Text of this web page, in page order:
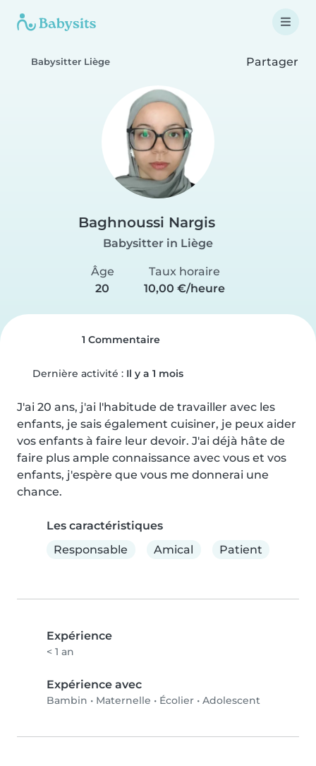
Babysitter Liège Partager
Baghnoussi Nargis
Babysitter in Liège
Âge
20
Taux horaire
10,00 €/heure
1 Commentaire
Dernière activité : Il y a 1 mois
J'ai 20 ans, j'ai l'habitude de travailler avec les
enfants, je sais également cuisiner, je peux aider
vos enfants à faire leur devoir. J'ai déjà hâte de
faire plus ample connaissance avec vous et vos
enfants, j'espère que vous me donnerai une
chance.
Les caractéristiques
Responsable
Amical Patient
Expérience
< 1 an
Expérience avec
Bambin • Maternelle • Écolier • Adolescent